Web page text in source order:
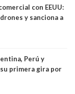
con EEUU:
y sanciona a
Perú y
primera gira por